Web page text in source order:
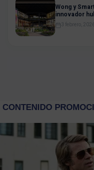
Wong y
innovador
3 febrero,